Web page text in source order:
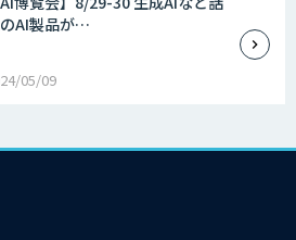
AI製品が…
05/09